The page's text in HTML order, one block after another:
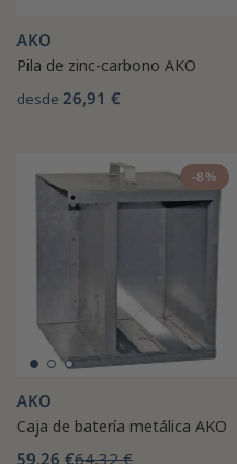
AKO
Pila de zinc-carbono AKO
desde 26,91 €
-8%
AKO
Caja de batería metálica AKO
59,26 €64,32 €